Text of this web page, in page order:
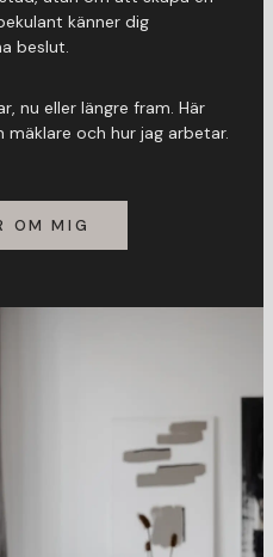
känner dig
beslut.
nu eller längre fram. Här
och hur jag arbetar.
OM MIG